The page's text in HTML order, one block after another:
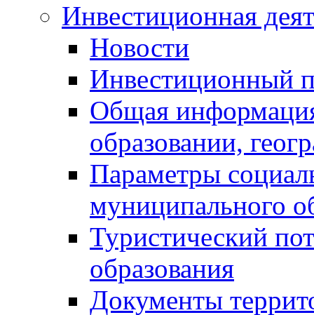
Инвестиционная
Новости
Инвестиционный
Общая
образовании,
Параметры
муниципального
Туристический
образования
Документы